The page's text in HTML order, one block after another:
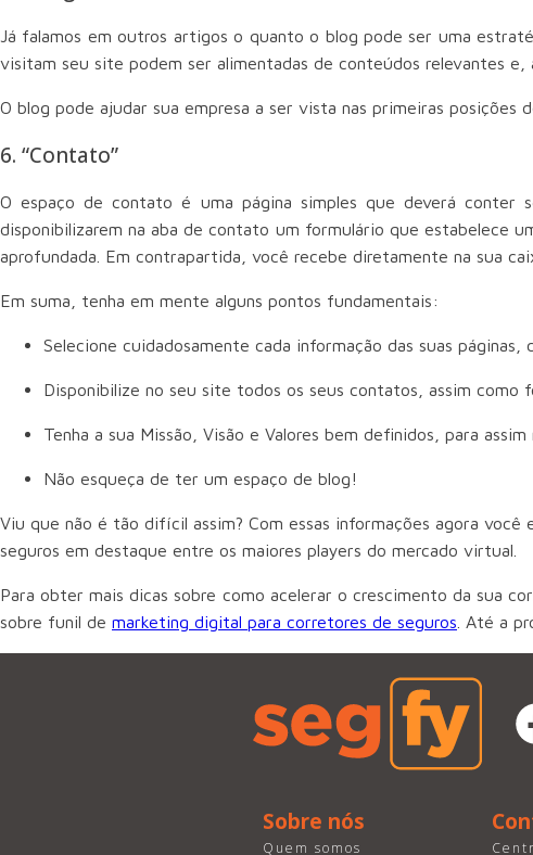
Já falamos em outros artigos o quanto o blog pode ser uma
visitam seu site podem ser alimentadas de conteúdos relevantes e,
O blog pode ajudar sua empresa a ser vista nas primeiras posições
6. “Contato”
O espaço de contato é uma página simples que deverá
disponibilizarem na aba de contato um formulário que estabelece
aprofundada. Em contrapartida, você recebe diretamente na sua
Em suma, tenha em mente alguns pontos fundamentais:
Selecione cuidadosamente cada informação das suas
Disponibilize no seu site todos os seus contatos, assim como
Tenha a sua Missão, Visão e Valores bem definidos, para
Não esqueça de ter um espaço de blog!
Viu que não é tão difícil assim? Com essas informações agora
seguros em destaque entre os maiores players do mercado virtual.
Para obter mais dicas sobre como acelerar o crescimento da sua
sobre funil de marketing digital para corretores de seguros . Até a
Sobre nós
Quem somos